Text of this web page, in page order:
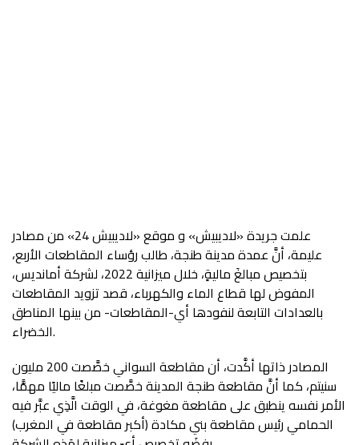
علمت جريدة «لاديبيش» و موقع «لاديبيش 24» من مصادر
عليمة، أنَّ عمدة مدينة طنجة، طالب رؤساء المقاطعات الأربع،
بتخصيص مبالغَ ماليةٍ، خلال ميزانية 2022، لشركة أمانديس،
المفوض لها قطاع الماء والكهرباء، قصد تزويد المقاطعات
بالعدادات التابعة لنفودها أي-المقاطعات- من بينها المناطق
الخضراء.
المصادر ذاتها أكَّدت، أن مقاطعة السواني خصَّصت 200 مليون
سنيتم، كما أنَّ مقاطعة طنجة المدينة خصَّصت مبلغًا ماليًا مهمًّا،
الأمر نفسه ينطبق على مقاطعة مغوغة، في الوقت الَّذِي عبَّر فيه
الحمامي رئيس مقاطعة بني مكادة (أكبر مقاطعة في المغرب)